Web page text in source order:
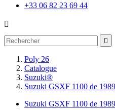
+33 06 82 23 69 44


Poly 26
Catalogue
Suzuki®
Suzuki GSXF 1100 de
Suzuki GSXF 1100 de